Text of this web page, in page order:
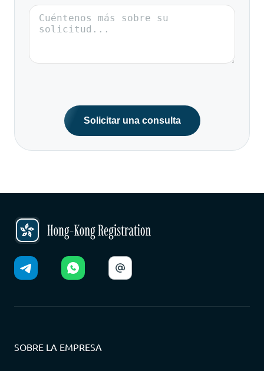
Solicitar una consulta
SOBRE LA EMPRESA